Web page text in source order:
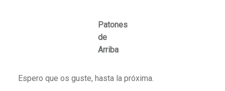
Patones
de
Arriba
Espero que os guste, hasta la próxima.